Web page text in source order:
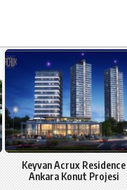
Keyvan Acrux Residence
Ankara Konut Projesi